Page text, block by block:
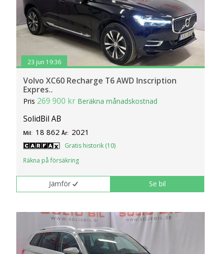
23 jun 19:36
Volvo XC60 Recharge T6 AWD Inscription
Expres..
Pris 269 900 kr Beräkna månadskostnad
SolidBil AB
Mil: 18 862 År: 2021
Gratis historik (10)
Räkna på försäkring
Jämför Se bil